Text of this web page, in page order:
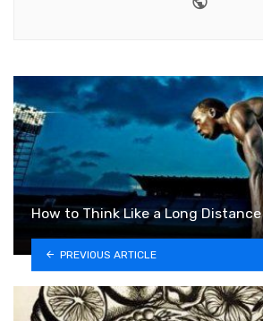
How to Think Like a Long
PREVIOUS ARTICLE